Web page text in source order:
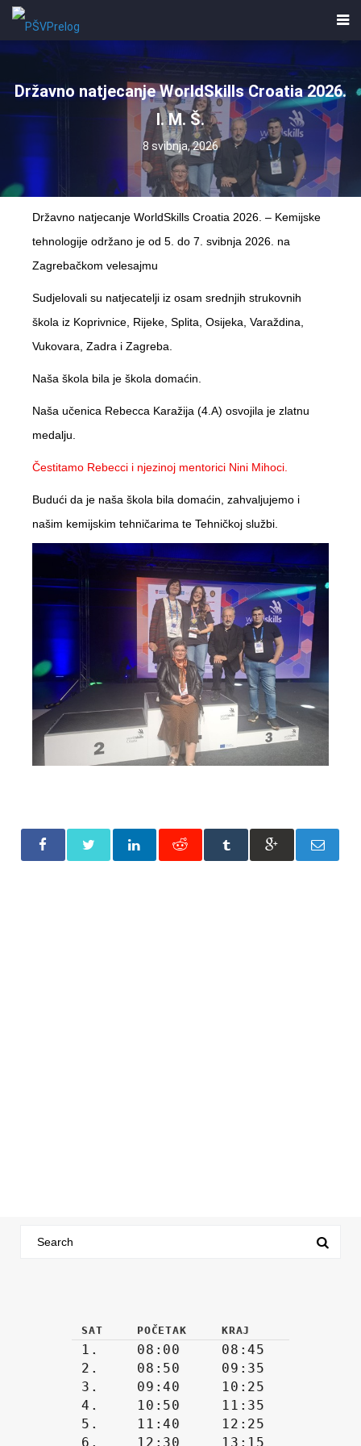
Državno natjecanje WorldSkills Croatia 2026.
I. M. Š.
8 svibnja, 2026
Državno natjecanje WorldSkills Croatia 2026. – Kemijske
tehnologije održano je od 5. do 7. svibnja 2026. na
Zagrebačkom velesajmu
Sudjelovali su natjecatelji iz osam srednjih strukovnih
škola iz Koprivnice, Rijeke, Splita, Osijeka, Varaždina,
Vukovara, Zadra i Zagreba.
Naša škola bila je škola domaćin.
Naša učenica Rebecca Karažija (4.A) osvojila je zlatnu
medalju.
Čestitamo Rebecci i njezinoj mentorici Nini Mihoci.
Budući da je naša škola bila domaćin, zahvaljujemo i
našim kemijskim tehničarima te Tehničkoj službi.